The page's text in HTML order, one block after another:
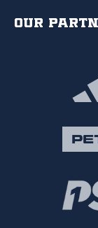
Our